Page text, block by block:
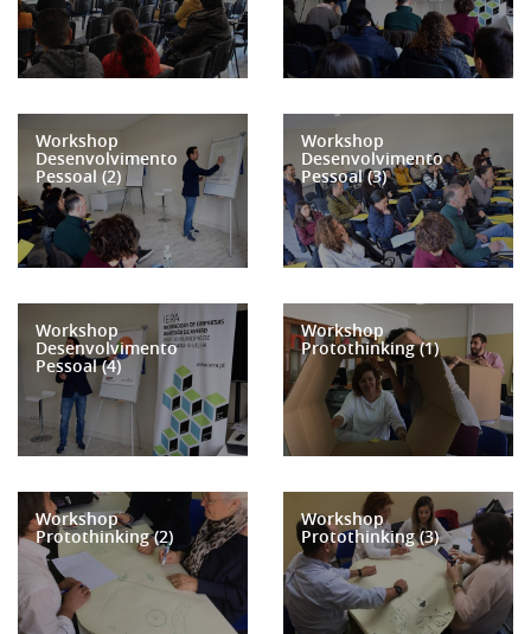
Workshop
Desenvolvimento
Pessoal (2)
Workshop
Desenvolvimento
Pessoal (3)
Workshop
Desenvolvimento
Pessoal (4)
Workshop
Protothinking (1)
Workshop
Protothinking (2)
Workshop
Protothinking (3)